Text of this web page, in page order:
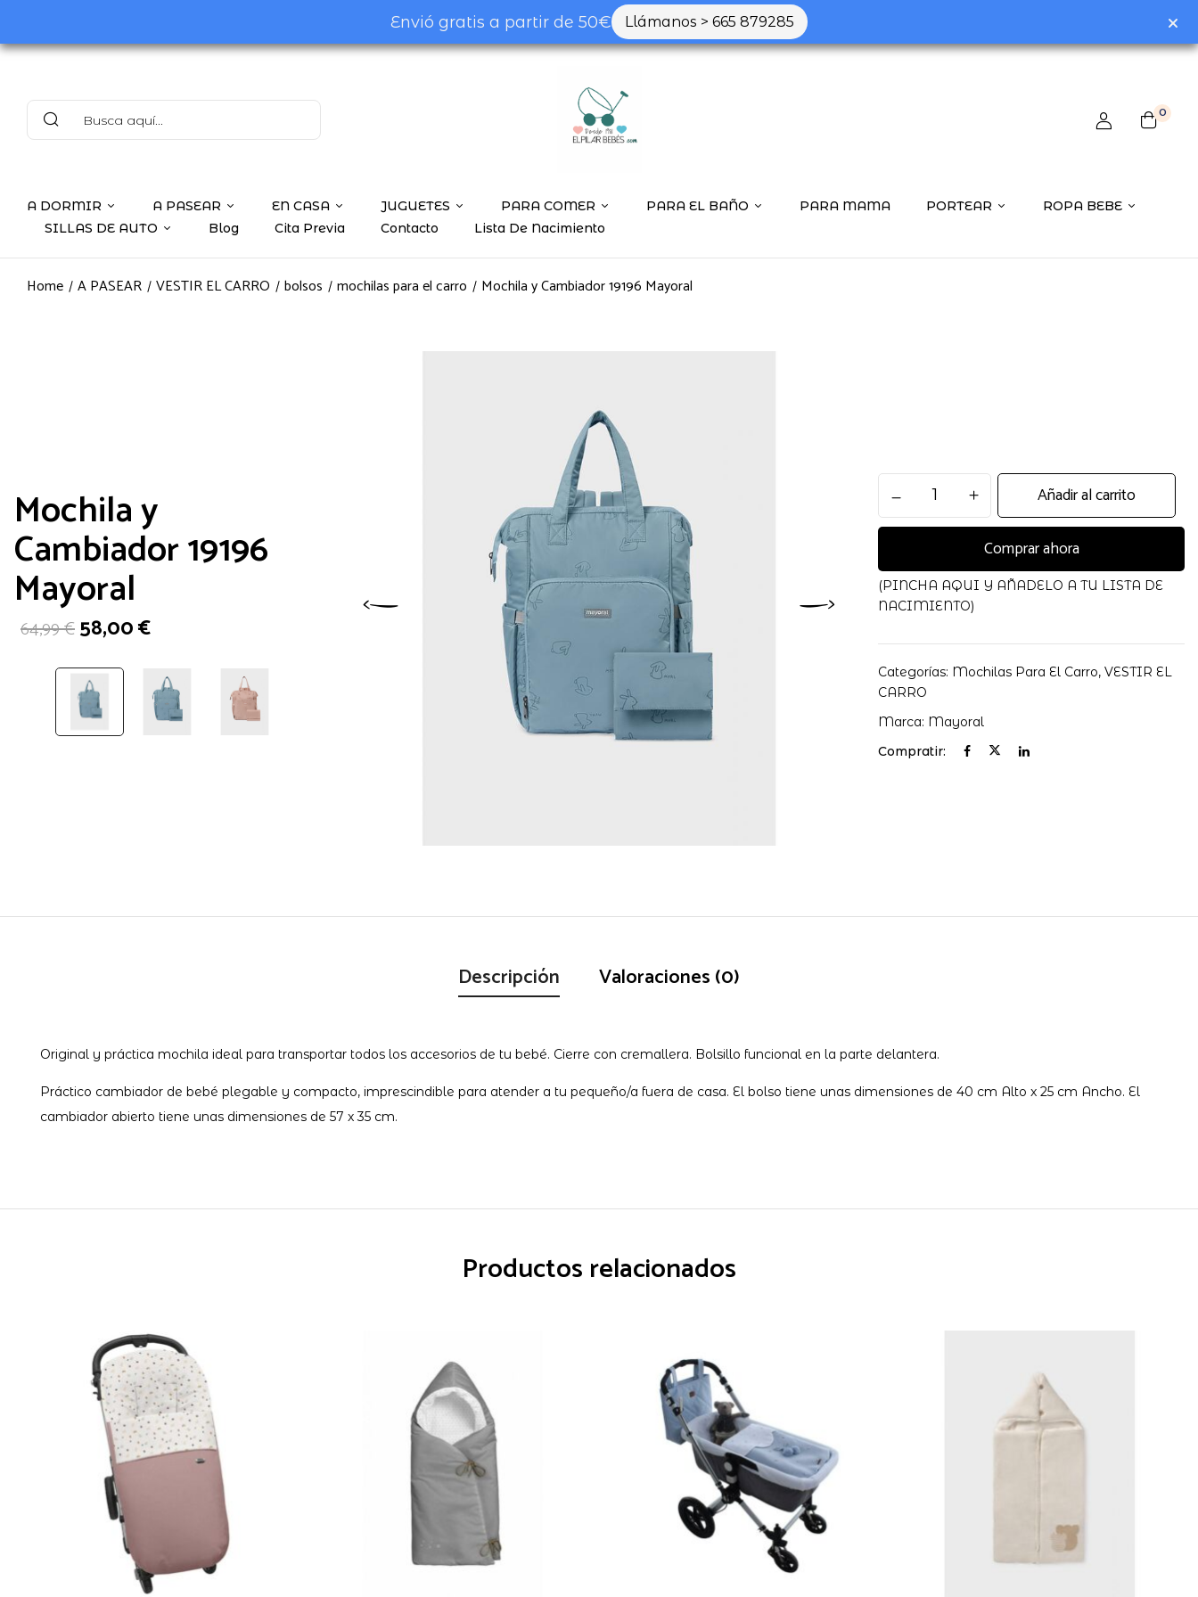
Envió gratis a partir de 50€ Llámanos > 665 879285
0
A DORMIR A PASEAR EN CASA JUGUETES PARA COMER PARA EL BAÑO PARA MAMA PORTEAR
ROPA BEBE
SILLAS DE AUTO
Blog Cita Previa Contacto Lista De Nacimiento
Home A PASEAR VESTIR EL CARRO bolsos mochilas para el carro Mochila y Cambiador 19196 Mayoral
Mochila y
Cambiador 19196
Mayoral
64,99€El
precio
era:
64,99 €.
58,00€Elprecio
58,00 €.
Cambiador
Mayoral
cantidad
Añadir al carrito
Comprar ahora
(PINCHA AQUI Y AÑADELO A TU LISTA DE
NACIMIENTO)
Categorías: Mochilas Para El Carro,VESTIR EL
CARRO
Marca: Mayoral
Compratir:
Descripción Valoraciones (0)
Original y práctica mochila ideal para transportar todos los accesorios de tu bebé. Cierre con cremallera. Bolsillo funcional en la parte delantera.
Práctico cambiador de bebé plegable y compacto, imprescindible para atender a tu pequeño/a fuera de casa. El bolso tiene unas dimensiones de 40 cm Alto x 25 cm Ancho. El
cambiador abierto tiene unas dimensiones de 57 x 35 cm.
Productos relacionados